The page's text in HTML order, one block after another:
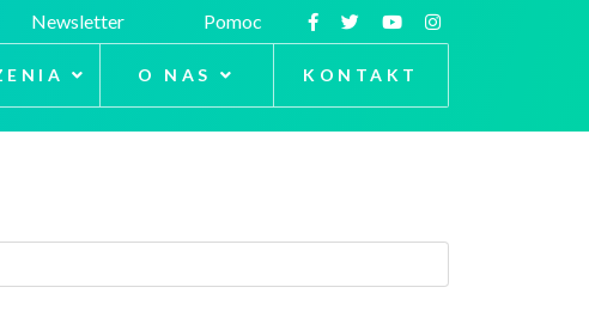
Newsletter Pomoc
O NAS KONTAKT